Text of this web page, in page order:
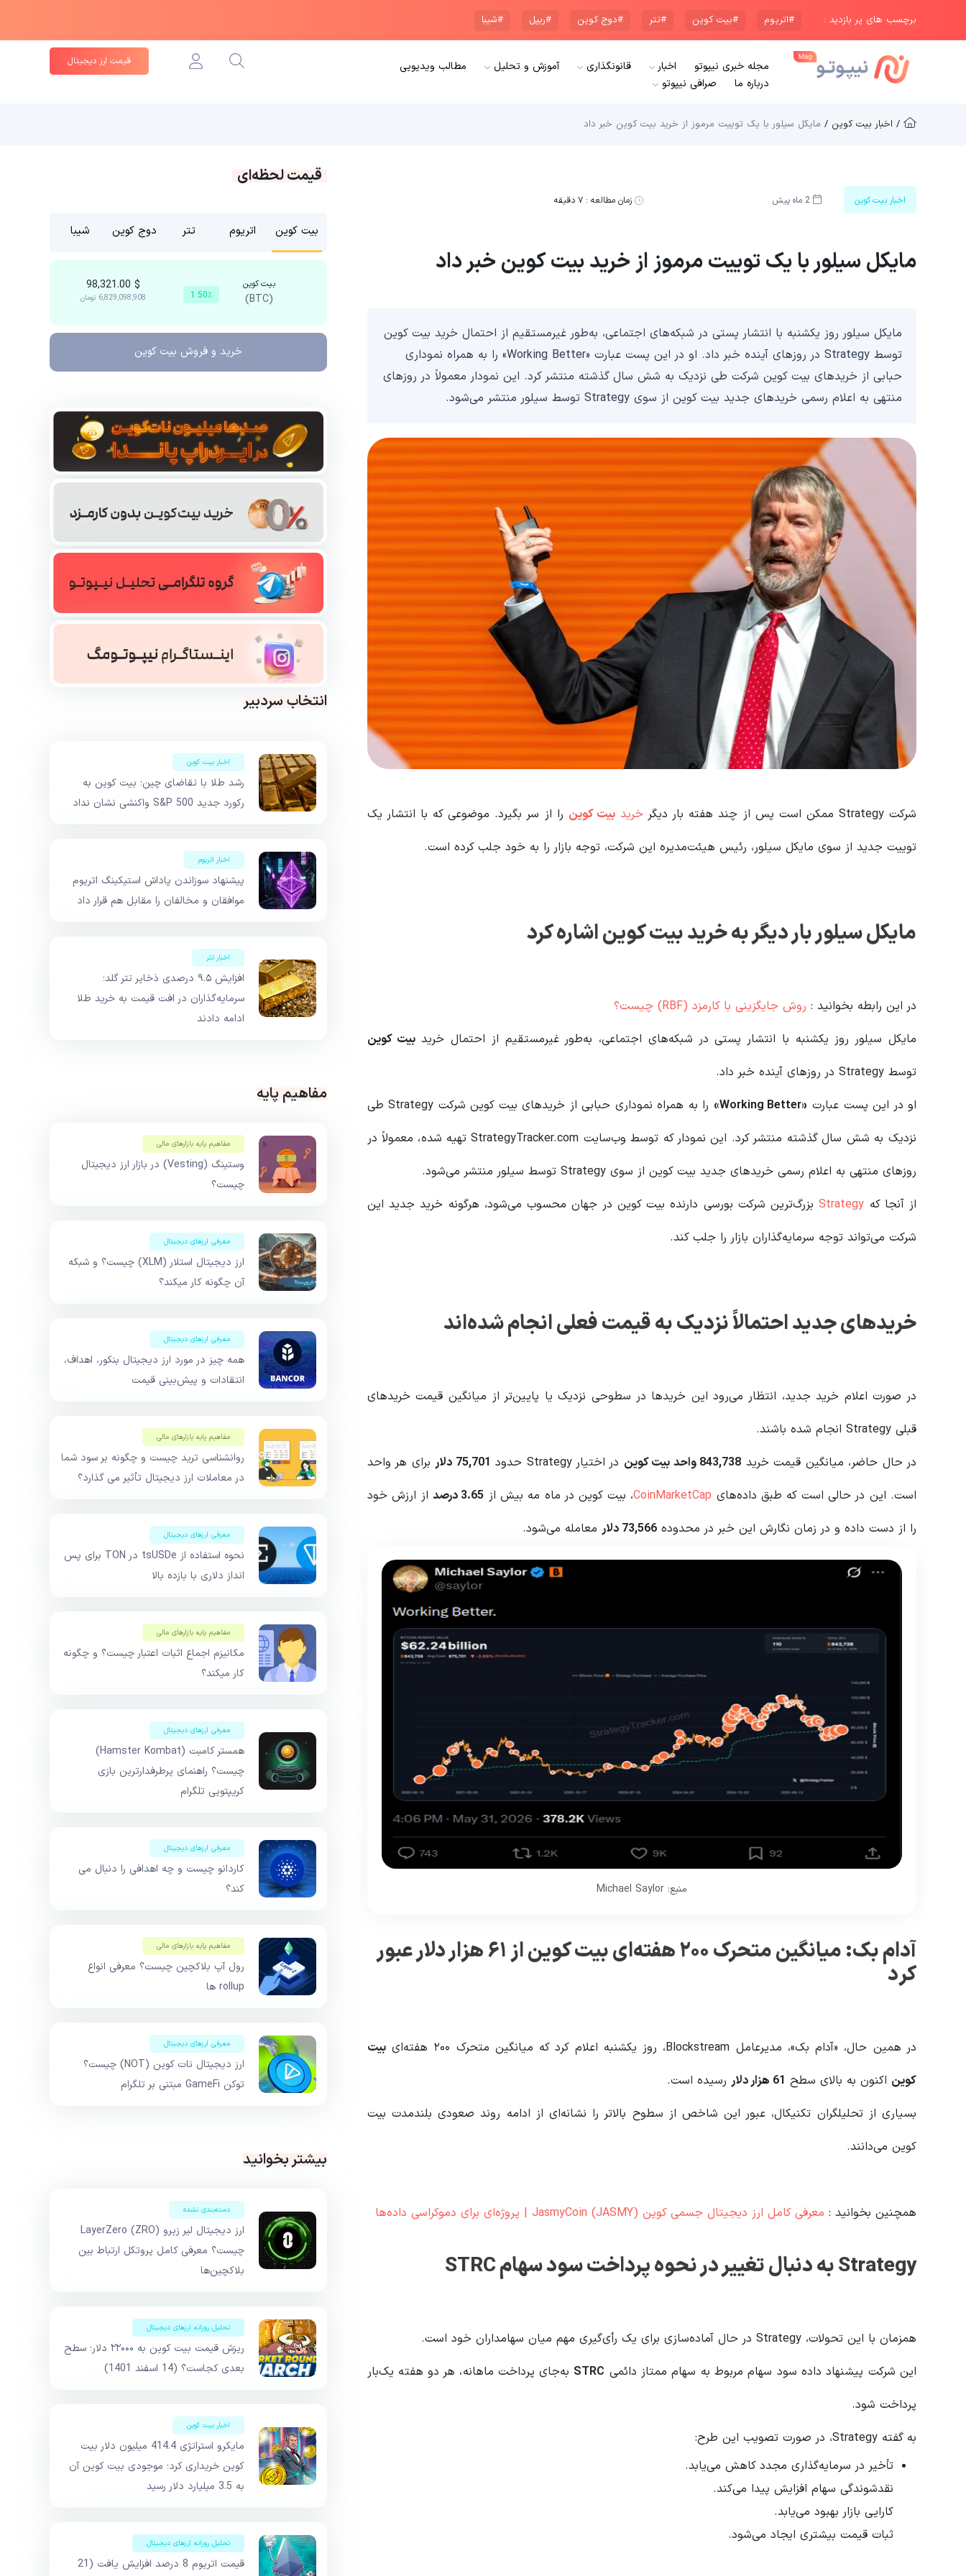
برچسب های پر بازدید : #اتریوم #بیت کوین #تتر #دوج کوین #ریپل #شیبا
مجله خبری نیپوتو اخبار قانونگذاری آموزش و تحلیل
مطالب ویدیویی
درباره ما
صرافی نیپوتو
قیمت ارز دیجیتال
/ اخبار بیت کوین / مایکل سیلور با یک توییت مرموز از خرید بیت کوین خبر داد
اخبار بیت کوین 2 ماه پیش زمان مطالعه :۷ دقیقه
مایکل سیلور با یک توییت مرموز از خرید بیت کوین خبر داد
مایکل سیلور روز یکشنبه با انتشار پستی در شبکه‌های اجتماعی، به‌طور غیرمستقیم از احتمال خرید بیت کوین
توسط Strategy در روزهای آینده خبر داد. او در این پست عبارت «Working Better» را به همراه نموداری
حبابی از خریدهای بیت کوین شرکت طی نزدیک به شش سال گذشته منتشر کرد. این نمودار معمولاً در روزهای
منتهی به اعلام رسمی خریدهای جدید بیت کوین از سوی Strategy توسط سیلور منتشر می‌شود.
شرکت Strategy ممکن است پس از چند هفته بار دیگر خریدبیت کوین را از سر بگیرد. موضوعی که با انتشار یک
توییت جدید از سوی مایکل سیلور، رئیس هیئت‌مدیره این شرکت، توجه بازار را به خود جلب کرده است.
مایکل سیلور بار دیگر به خرید بیت کوین اشاره کرد
در این رابطه بخوانید‌ : روش جایگزینی با کارمزد (RBF) چیست؟
مایکل سیلور روز یکشنبه با انتشار پستی در شبکه‌های اجتماعی، به‌طور غیرمستقیم از احتمال خریدبیت کوین
توسط Strategy در روزهای آینده خبر داد.
او در این پست عبارت «Working Better»
را به همراه نموداری حبابی از خریدهای بیت کوین شرکت Strategy طی
نزدیک به شش سال گذشته منتشر کرد. این نمودار که توسط وب‌سایت StrategyTracker.com تهیه شده، معمولاً در
روزهای منتهی به اعلام رسمی خریدهای جدید بیت کوین از سوی Strategy توسط سیلور منتشر می‌شود.
از آنجا که Strategyبزرگ‌ترین شرکت بورسی دارنده بیت کوین در جهان محسوب می‌شود، هرگونه خرید جدید این
شرکت می‌تواند توجه سرمایه‌گذاران بازار را جلب کند.
خریدهای جدید احتمالاً نزدیک به قیمت فعلی انجام شده‌اند
در صورت اعلام خرید جدید، انتظار می‌رود این خریدها در سطوحی نزدیک یا پایین‌تر از میانگین قیمت خریدهای
قبلی Strategy انجام شده باشند.
در حال حاضر، میانگین قیمت خرید 843,738 واحد بیت کوین در اختیار Strategy حدود 75,701 دلار برای هر واحد
است. این در حالی است که طبق داده‌های CoinMarketCap، بیت کوین در ماه مه بیش از 3.65 درصد از ارزش خود
را از دست داده و در زمان نگارش این خبر در محدوده 73,566 دلار معامله می‌شود.
منبع: Michael Saylor
آدام بک: میانگین متحرک ۲۰۰ هفته‌ای بیت کوین از ۶۱ هزار دلار عبور
کرد
در همین حال، «آدام بک»، مدیرعامل Blockstream، روز یکشنبه اعلام کرد که میانگین متحرک ۲۰۰ هفته‌ای
بیت
کوین اکنون به بالای سطح 61 هزار دلار رسیده است.
بسیاری از تحلیلگران تکنیکال، عبور این شاخص از سطوح بالاتر را نشانه‌ای از ادامه روند صعودی بلندمدت بیت
کوین می‌دانند.
همچنین بخوانید : معرفی کامل ارز دیجیتال جسمی کوین JasmyCoin (JASMY) | پروژه‌ای برای دموکراسی داده‌ها
Strategyبه دنبال تغییر در نحوه پرداخت سود سهام
همزمان با این تحولات، Strategy در حال آماده‌سازی برای یک رأی‌گیری مهم میان سهامداران خود است.
این شرکت پیشنهاد داده سود سهام مربوط به سهام ممتاز دائمی STRC به‌جای پرداخت ماهانه، هر دو هفته یک‌بار
پرداخت شود.
به گفته Strategy، در صورت تصویب این طرح:
تأخیر در سرمایه‌گذاری مجدد کاهش می‌یابد.
نقدشوندگی سهام افزایش پیدا می‌کند.
کارایی بازار بهبود می‌یابد.
ثبات قیمت بیشتری ایجاد می‌شود.
قیمت لحظه‌ای
بیت کوین اتریوم تتر دوج کوین شیبا
بیت کوین
(BTC) 1.50٪
$
6,829,098,908 تومان
خرید و فروش بیت کوین
انتخاب سردبیر
اخبار بیت کوین
رشد طلا با تقاضای چین؛ بیت کوین به
رکورد جدید S&P 500 واکنشی نشان نداد
اخبار اتریوم
پیشنهاد سوزاندن پاداش استیکینگ اتریوم
موافقان و مخالفان را مقابل هم قرار داد
اخبار تتر
افزایش ۹.۵ درصدی ذخایر تتر گلد؛
سرمایه‌گذاران در افت قیمت به خرید طلا
ادامه دادند
مفاهیم پایه
مفاهیم پایه بازار‌های مالی
وستینگ (Vesting) در بازار ارز دیجیتال
چیست؟
معرفی ارزهای دیجیتال
ارز دیجیتال استلار (XLM) چیست؟ و شبکه
آن چگونه کار میکند؟
معرفی ارزهای دیجیتال
همه چیز در مورد ارز دیجیتال بنکور، اهداف،
انتقادات و پیش‌بینی قیمت
مفاهیم پایه بازار‌های مالی
روانشناسی ترید چیست و چگونه بر سود شما
در معاملات ارز دیجیتال تأثیر می گذارد؟
معرفی ارزهای دیجیتال
نحوه استفاده از tsUSDe در TON برای پس
انداز دلاری با بازده بالا
مفاهیم پایه بازار‌های مالی
مکانیزم اجماع اثبات اعتبار چیست؟ و چگونه
کار میکند؟
معرفی ارزهای دیجیتال
همستر کامبت (Hamster Kombat)
چیست؟ راهنمای پرطرفدارترین بازی
کریپتویی تلگرام
معرفی ارزهای دیجیتال
کاردانو چیست و چه اهدافی را دنبال می
کند؟
مفاهیم پایه بازار‌های مالی
رول آپ بلاکچین چیست؟ معرفی انواع
rollup ها
معرفی ارزهای دیجیتال
ارز دیجیتال نات کوین (NOT) چیست؟
توکن GameFi مبتنی بر تلگرام
بیشتر بخوانید
دسته‌بندی نشده
ارز دیجیتال لیر زیرو LayerZero (ZRO)
چیست؟ معرفی کامل پروتکل ارتباط بین
بلاکچین‌ها
تحلیل روزانه ارزهای دیجیتال
ریزش قیمت بیت کوین به ۲۲۰۰۰ دلار؛ سطح
بعدی کجاست؟ (14 اسفند 1401)
اخبار بیت کوین
مایکرو استراتژی 414.4 میلیون دلار بیت
کوین خریداری کرد؛ موجودی بیت کوین آن
به 3.5 میلیارد دلار رسید
تحلیل روزانه ارزهای دیجیتال
قیمت اتریوم 8 درصد افزایش یافت (21